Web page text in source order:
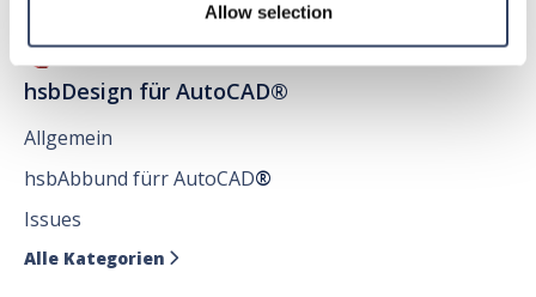
Allow selection
hsbDesign für AutoCAD®
Allgemein
hsbAbbund fürr AutoCAD®
Issues
Alle Kategorien 